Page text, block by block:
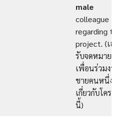
male
colleague
regarding
project. (เธ
รับจดหมายจ
เพื่อนร่วมงา
ชายคนหนึ่ง
เกี่ยวกับโครง
นี้)